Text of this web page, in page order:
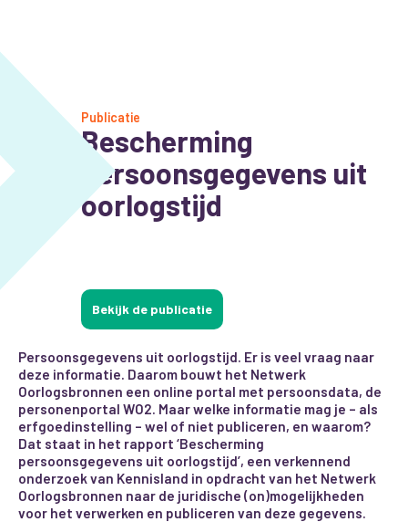
Publicatie
Bescherming
persoonsgegevens uit
oorlogstijd
Bekijk de publicatie
Persoonsgegevens uit oorlogstijd. Er is veel vraag naar
deze informatie. Daarom bouwt het Netwerk
Oorlogsbronnen een online portal met persoonsdata, de
personenportal WO2. Maar welke informatie mag je – als
erfgoedinstelling – wel of niet publiceren, en waarom?
Dat staat in het rapport ‘Bescherming
persoonsgegevens uit oorlogstijd’, een verkennend
onderzoek van Kennisland in opdracht van het Netwerk
Oorlogsbronnen naar de juridische (on)mogelijkheden
voor het verwerken en publiceren van deze gegevens.